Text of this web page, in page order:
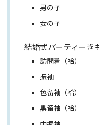
男の子
女の子
結婚式パーティーき
訪問着（袷）
振袖
色留袖（袷）
黒留袖（袷）